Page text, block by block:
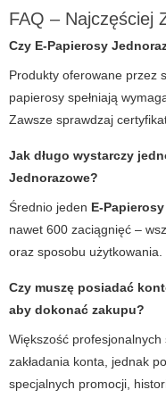
FAQ – Najczęściej
Czy E-Papierosy
Produkty oferowane przez
papierosy spełniają
Zawsze sprawdzaj
Jak długo wystarczy
Jednorazowe?
Średnio jeden E-
nawet 600 zaciągnięć –
oraz sposobu użytkowania.
Czy muszę posiadać
aby dokonać zakupu?
Większość
zakładania konta, jednak
specjalnych promocji,